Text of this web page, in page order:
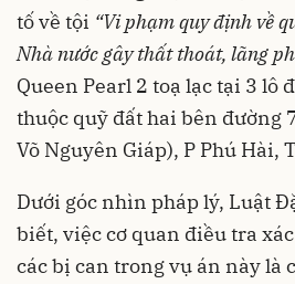
tố về tội “Vi phạm quy định về
Nhà nước gây thất thoát, lãng
Queen Pearl 2 toạ lạc tại 3 lô
thuộc quỹ đất hai bên đường
Võ Nguyên Giáp), P Phú Hài,
Dưới góc nhìn pháp lý, Luật
biết, việc cơ quan điều tra
các bị can trong vụ án này là